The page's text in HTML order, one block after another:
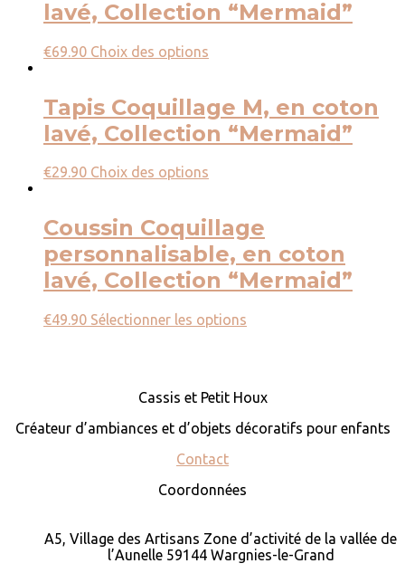
lavé, Collection “Mermaid”
€69.90 Choix des options
Tapis Coquillage M, en coton
lavé, Collection “Mermaid”
€29.90 Choix des options
Coussin Coquillage
personnalisable, en coton
lavé, Collection “Mermaid”
€49.90 Sélectionner les options
Cassis et Petit Houx
Créateur d’ambiances et d’objets décoratifs pour enfants
Contact
Coordonnées
A5, Village des Artisans Zone d’activité de la vallée de
l’Aunelle 59144 Wargnies-le-Grand